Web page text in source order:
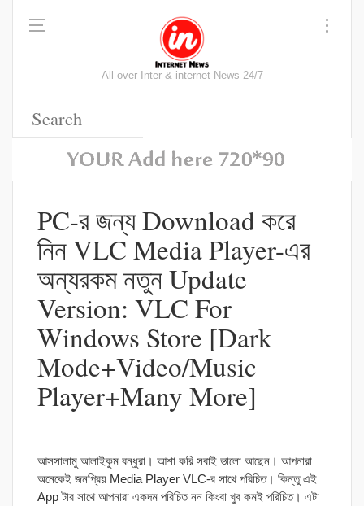
All over Inter & internet News 24/7
PC-র জন্য Download করে
নিন VLC Media Player-এর
অন্যরকম নতুন Update
Version: VLC For
Windows Store [Dark
Mode+Video/Music
Player+Many More]
আসসালামু আলাইকুম বন্ধুরা। আশা করি সবাই ভালো আছেন। আপনারা
অনেকেই জনপ্রিয় Media Player VLC-র সাথে পরিচিত। কিন্তু এই
App টার সাথে আপনারা একদম পরিচিত নন কিংবা খুব কমই পরিচিত। এটা